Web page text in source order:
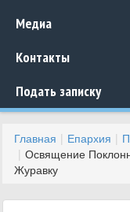
Медиа
Контакты
Подать записку
Главная Епархия
Освящение
Журавку